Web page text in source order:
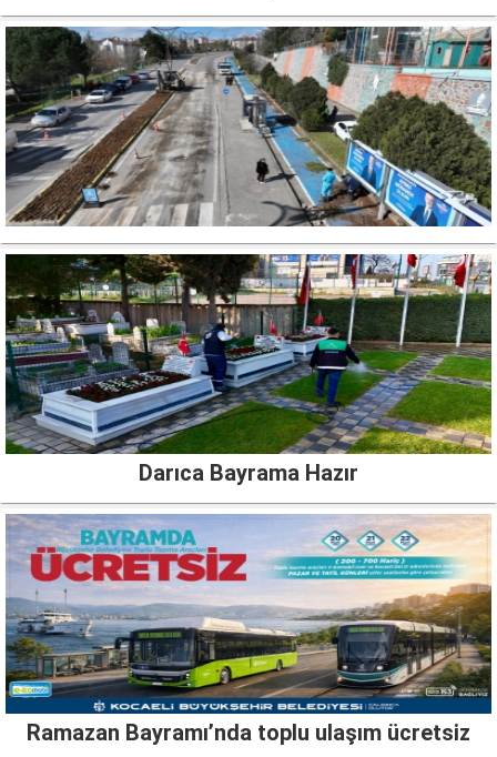
Darıca Bayrama Hazır
Ramazan Bayramı’nda toplu ulaşım ücretsiz